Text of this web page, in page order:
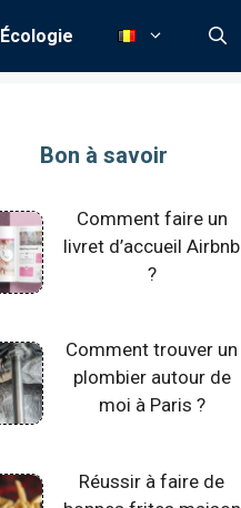
Écologie
Bon à savoir
Comment faire un
livret d’accueil Airbnb
?
Comment trouver un
plombier autour de
moi à Paris ?
Réussir à faire de